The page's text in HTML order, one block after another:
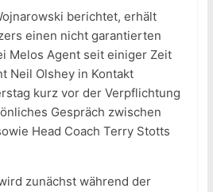
berichtet, erhält
einen nicht garantierten
Melos Agent seit einiger Zeit
Neil Olshey in Kontakt
kurz vor der Verpflichtung
Gespräch zwischen
Head Coach Terry Stotts
zunächst während der